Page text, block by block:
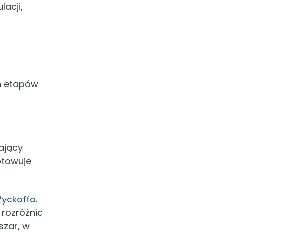
etapów
.
w